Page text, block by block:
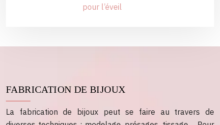
pour l’éveil
FABRICATION DE BIJOUX
La fabrication de bijoux peut se faire au travers de